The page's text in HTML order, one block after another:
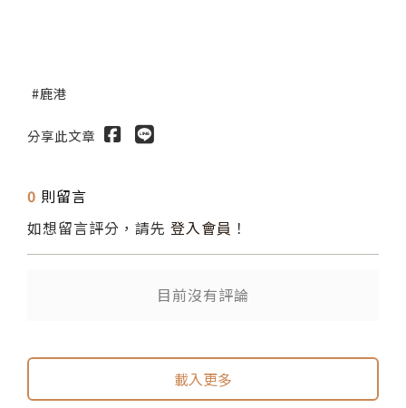
鹿港
分享此文章
0 則留言
如想留言評分，請先 登入會員 ！
目前沒有評論
載入更多